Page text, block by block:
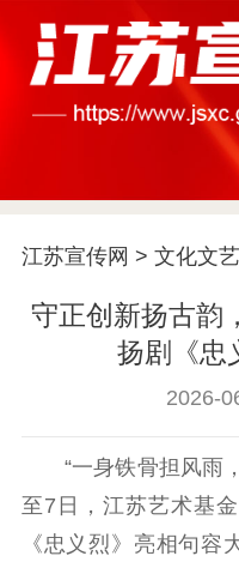
通知公告 信
信息公开年度
告
江苏宣传网 > 文化文艺
守正创新扬古韵
扬剧《忠
2026-
“一身铁骨担风雨
至7日，江苏艺术基
《忠义烈》亮相句容